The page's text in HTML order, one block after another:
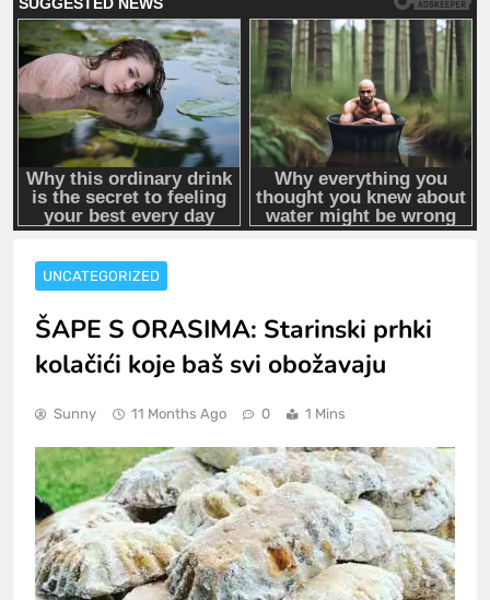
UNCATEGORIZED
ŠAPE S ORASIMA: Starinski prhki
kolačići koje baš svi obožavaju
Sunny 11 Months Ago 0 1 Mins